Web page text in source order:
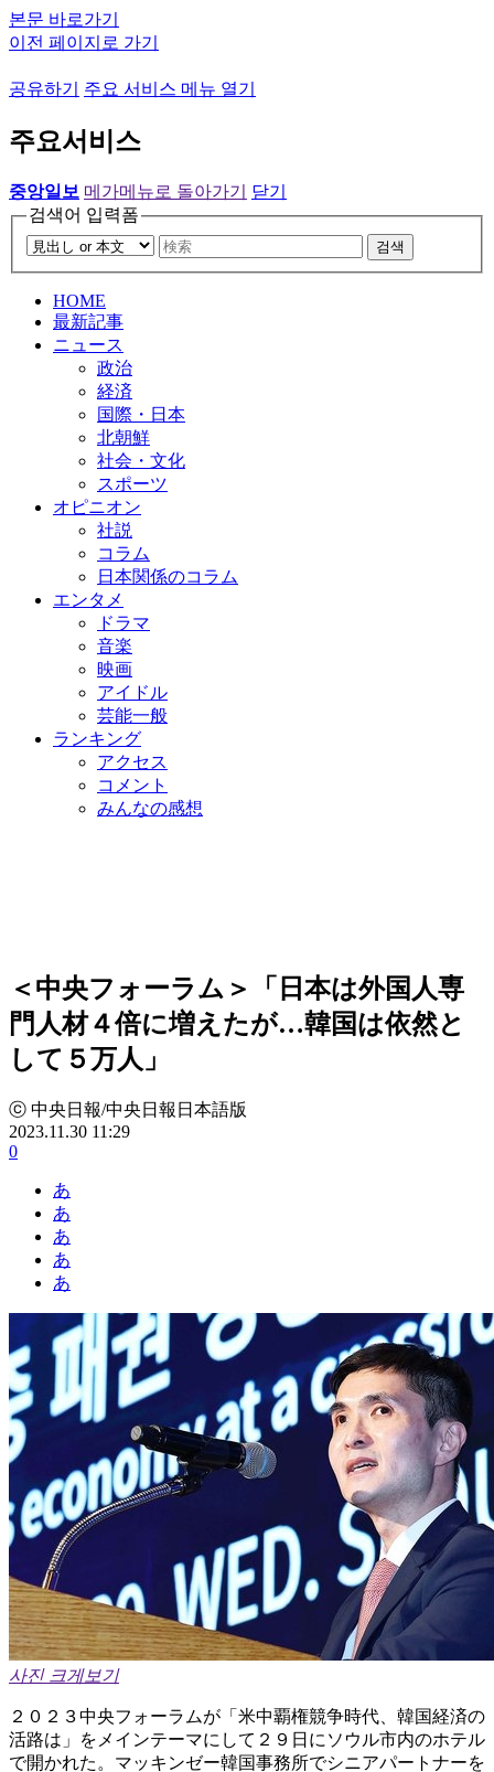
본문 바로가기
이전 페이지로 가기
공유하기 주요 서비스 메뉴 열기
주요서비스
중앙일보 메가메뉴로 돌아가기
닫기
검색어 입력폼
검색
HOME
最新記事
ニュース
政治
経済
国際・日本
北朝鮮
社会・文化
スポーツ
オピニオン
社説
コラム
日本関係のコラム
エンタメ
ドラマ
音楽
映画
アイドル
芸能一般
ランキング
アクセス
コメント
みんなの感想
＜中央フォーラム＞「日本は外国人専
門人材４倍に増えたが…韓国は依然と
して５万人」
ⓒ 中央日報/中央日報日本語版
2023.11.30 11:29
0
あ
あ
あ
あ
あ
사진 크게보기
２０２３中央フォーラムが「米中覇権競争時代、韓国経済の
活路は」をメインテーマにして２９日にソウル市内のホテル
で開かれた。マッキンゼー韓国事務所でシニアパートナーを